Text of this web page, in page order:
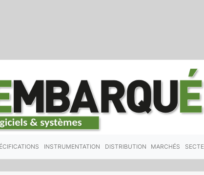
INSTRUMENTATION DISTRIBUTION MARCHÉS